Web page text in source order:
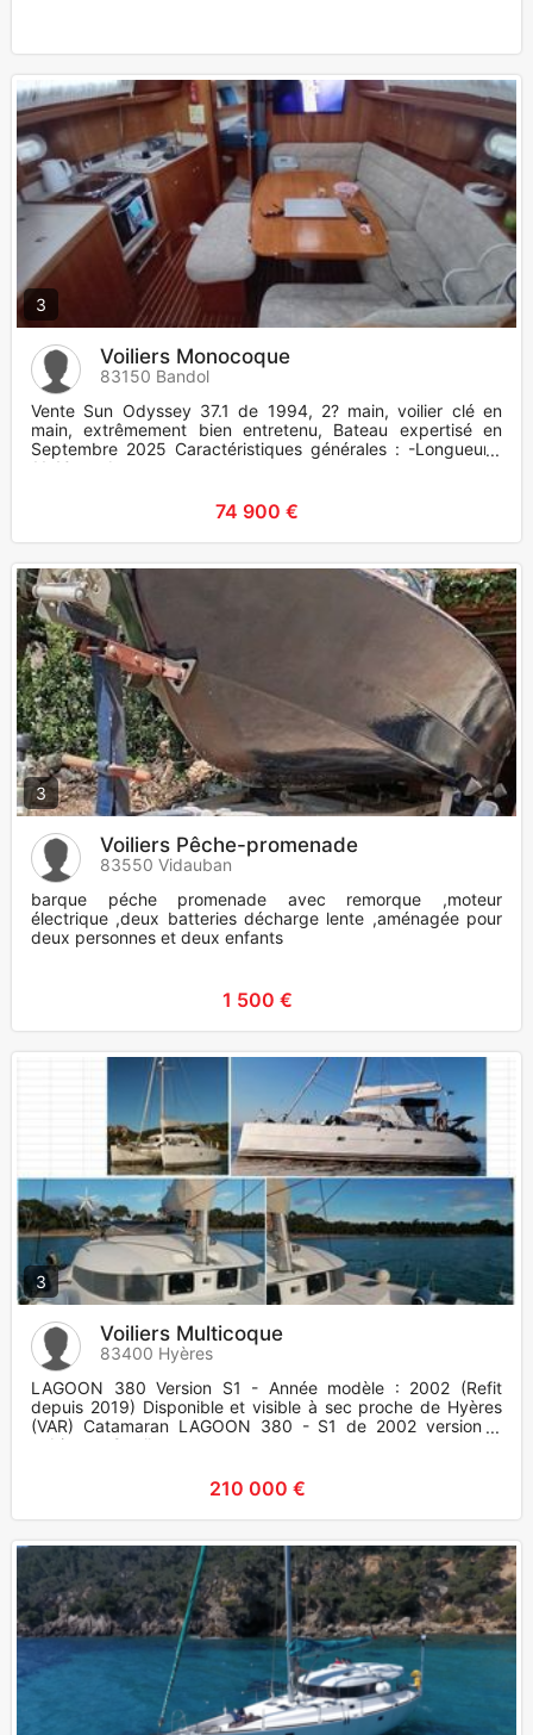
3
Voiliers Monocoque
83150 Bandol
Vente Sun Odyssey 37.1 de 1994, 2? main, voilier clé en
main, extrêmement bien entretenu, Bateau expertisé en
Septembre 2025 Caractéristiques générales : -Longueur :
11,40 m - Lar
74 900 €
3
Voiliers Pêche-promenade
83550 Vidauban
barque péche promenade avec remorque ,moteur
électrique ,deux batteries décharge lente ,aménagée pour
deux personnes et deux enfants
1 500 €
3
Voiliers Multicoque
83400 Hyères
LAGOON 380 Version S1 - Année modèle : 2002 (Refit
depuis 2019) Disponible et visible à sec proche de Hyères
(VAR) Catamaran LAGOON 380 - S1 de 2002 version 4
cabines + 2 salles
210 000 €